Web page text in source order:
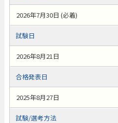
2026年7月30日 (必着)
試験日
2026年8月21日
合格発表日
2025年8月27日
試験/選考方法